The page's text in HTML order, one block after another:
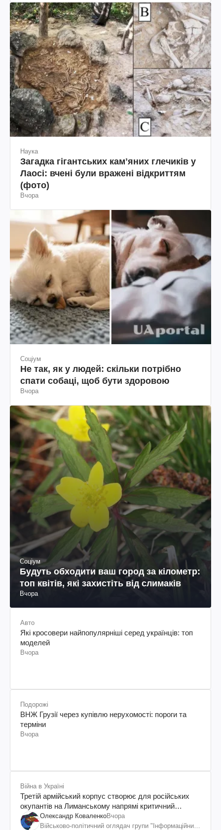
Наука
Загадка гігантських камʼяних глечиків у
Лаосі: вчені були вражені відкриттям
(фото)
Вчора
Соціум
Не так, як у людей: скільки потрібно
спати собаці, щоб бути здоровою
Вчора
Соціум
Будуть обходити ваш город за кілометр:
топ квітів, які захистіть від слимаків
Вчора
Авто
Які кросовери найпопулярніші серед українців: топ
моделей
Вчора
Подорожі
ВНЖ Грузії через купівлю нерухомості: пороги та
терміни
Вчора
Війна в Україні
Третій армійський корпус створює для російських
окупантів на Лиманському напрямі критичний
дискомфорт: як це вдалося
Олександр КоваленкоВчора
Військово-політичний оглядач групи "Інформаційний